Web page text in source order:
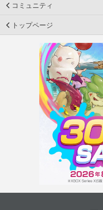
コミュニティ
トップページ